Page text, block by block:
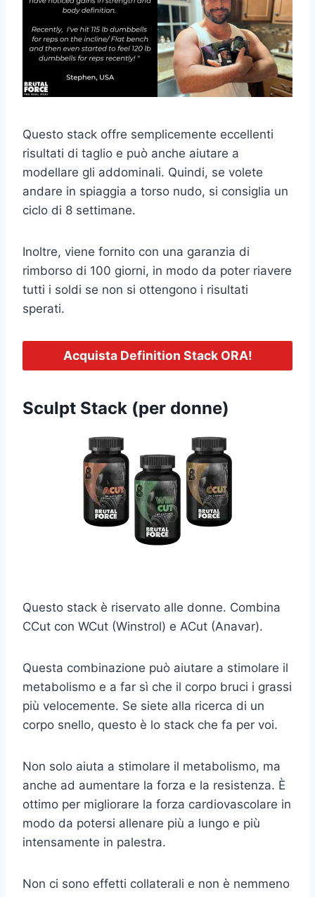
Questo stack offre semplicemente eccellenti
risultati di taglio e può anche aiutare a
modellare gli addominali. Quindi, se volete
andare in spiaggia a torso nudo, si consiglia un
ciclo di 8 settimane.
Inoltre, viene fornito con una garanzia di
rimborso di 100 giorni, in modo da poter riavere
tutti i soldi se non si ottengono i risultati
sperati.
Acquista Definition Stack ORA!
Sculpt Stack (per donne)
Questo stack è riservato alle donne. Combina
CCut con WCut (Winstrol) e ACut (Anavar).
Questa combinazione può aiutare a stimolare il
metabolismo e a far sì che il corpo bruci i grassi
più velocemente. Se siete alla ricerca di un
corpo snello, questo è lo stack che fa per voi.
Non solo aiuta a stimolare il metabolismo, ma
anche ad aumentare la forza e la resistenza. È
ottimo per migliorare la forza cardiovascolare in
modo da potersi allenare più a lungo e più
intensamente in palestra.
Non ci sono effetti collaterali e non è nemmeno